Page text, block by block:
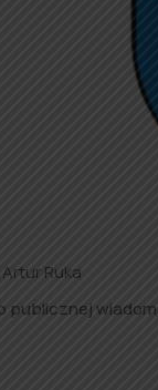
Artur Ruka
publicznej